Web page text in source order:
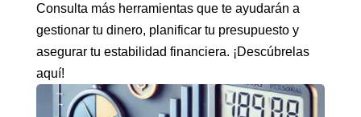
Consulta más herramientas que te ayudarán a
gestionar tu dinero, planificar tu presupuesto y
asegurar tu estabilidad financiera. ¡Descúbrelas
aquí!